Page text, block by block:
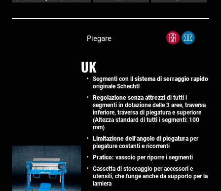
Piegare
UK
Segmenti con il sistema di serraggio rapido
originale Schechtl
Regolazione senza attrezzi di tutti i
segmenti in dotazione delle 3 aree, traversa
inferiore, traversa di piegatura e superiore
(Altezza standard di tutti i segmenti: 100
mm)
Limitazione dell’angolo di piegatura per
piegature costanti e ricorrenti
Pratico: vassoio per riporre i segmenti
Cassetta di stoccaggio per accessori e
utensili, che funge anche da supporto per la
lamiera